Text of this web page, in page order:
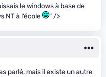
le windows à base de
NT à l’école
" />
parlé, mais il existe un autre